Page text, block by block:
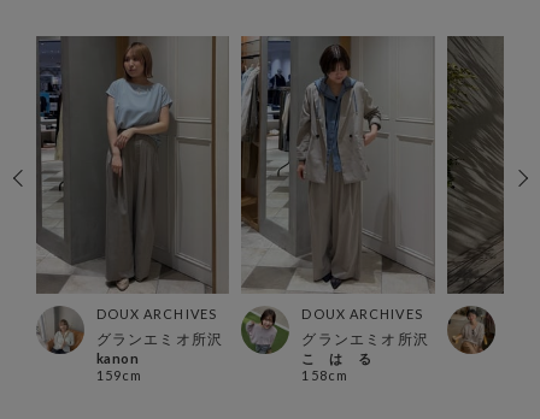
DOUX ARCHIVES
グランエミオ所沢
kanon
159cm
DOUX ARCHIVES
グランエミオ所沢
こ は る
158cm